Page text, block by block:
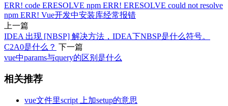
ERR! code ERESOLVE npm ERR! ERESOLVE could not resolve
npm ERR! Vue开发中安装库经常报错
上一篇
IDEA 出现 [NBSP] 解决方法，IDEA下NBSP是什么符号。
C2A0是什么？ 下一篇
vue中params与query的区别是什么
相关推荐
vue文件里script 上加setup的意思